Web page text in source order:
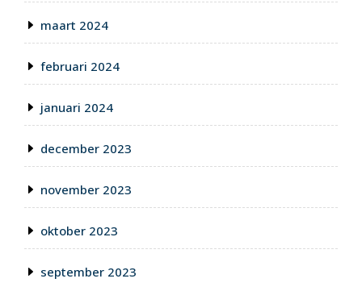
maart 2024
februari 2024
januari 2024
december 2023
november 2023
oktober 2023
september 2023